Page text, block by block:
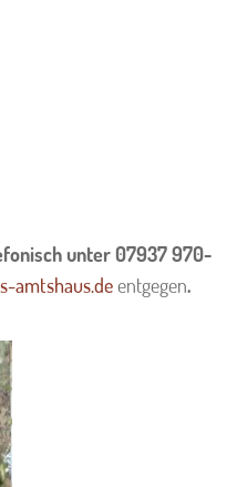
unter 07937 970-
amtshaus.deentgegen.